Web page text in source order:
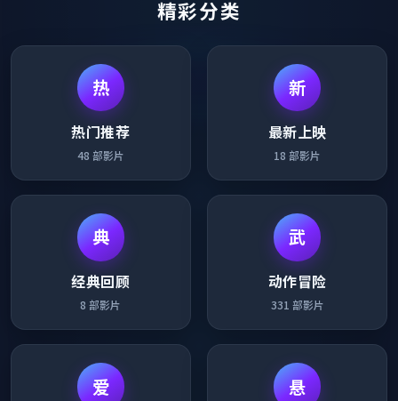
精彩分类
热
热门推荐
48 部影片
新
最新上映
18 部影片
典
经典回顾
8 部影片
武
动作冒险
331 部影片
爱 悬